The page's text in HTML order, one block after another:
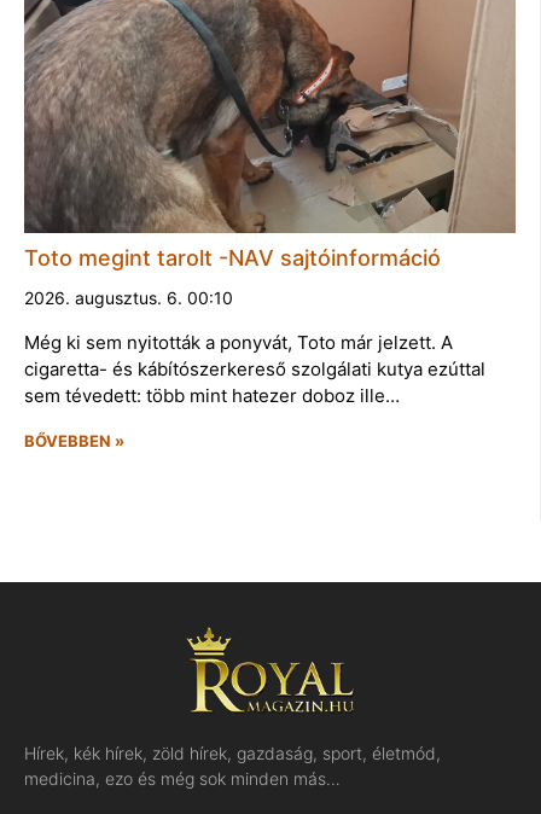
Toto megint tarolt -NAV sajtóinformáció
2026. augusztus. 6. 00:10
Még ki sem nyitották a ponyvát, Toto már jelzett. A
cigaretta- és kábítószerkereső szolgálati kutya ezúttal
sem tévedett: több mint hatezer doboz ille…
BŐVEBBEN »
Hírek, kék hírek, zöld hírek, gazdaság, sport, életmód,
medicina, ezo és még sok minden más…